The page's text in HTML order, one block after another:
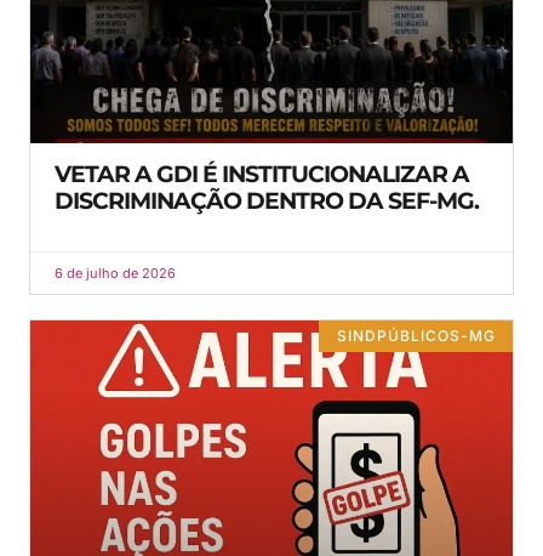
VETAR A GDI É INSTITUCIONALIZAR A
DISCRIMINAÇÃO DENTRO DA SEF-MG.
6 de julho de 2026
SINDPÚBLICOS-MG